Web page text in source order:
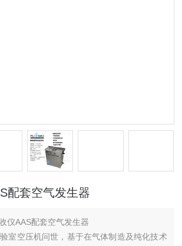
配套空气发生器
仪AAS配套空气发生器
室空压机问世，基于在气体制造及纯化技术